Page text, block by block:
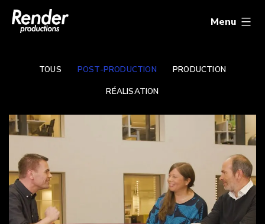
Aller
contenu
Render
Productions
Menu
TOUS POST-PRODUCTION
PRODUCTION
RÉALISATION